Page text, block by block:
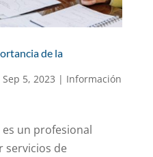
de la
Sep 5, 2023 | Información
un profesional
servicios de